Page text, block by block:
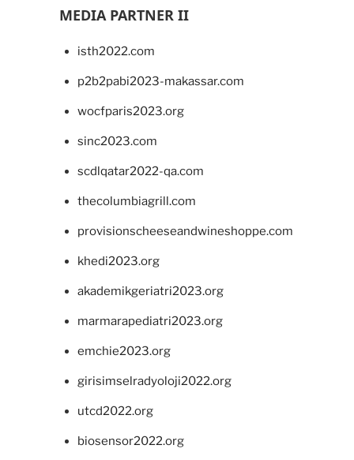
MEDIA PARTNER II
isth2022.com
p2b2pabi2023-makassar.com
wocfparis2023.org
sinc2023.com
scdlqatar2022-qa.com
thecolumbiagrill.com
provisionscheeseandwineshoppe.com
khedi2023.org
akademikgeriatri2023.org
marmarapediatri2023.org
emchie2023.org
girisimselradyoloji2022.org
utcd2022.org
biosensor2022.org